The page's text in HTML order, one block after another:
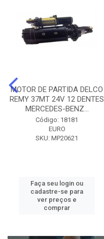
MOTOR DE PARTIDA DELCO
REMY 37MT 24V 12 DENTES
MERCEDES-BENZ...
Código: 18181
EURO
SKU: MP20621
Faça seu login ou
cadastre-se para
ver preços e
comprar